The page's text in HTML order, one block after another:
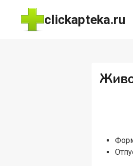
Перейти
содержимому
clickapteka.ru